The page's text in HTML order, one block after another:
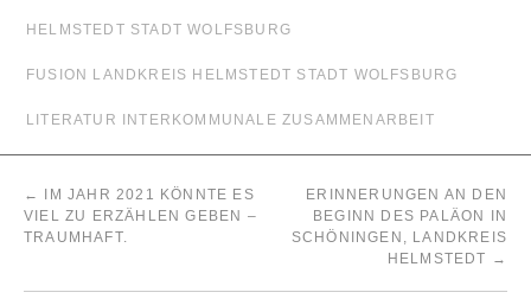
HELMSTEDT STADT WOLFSBURG
FUSION LANDKREIS HELMSTEDT STADT WOLFSBURG
LITERATUR INTERKOMMUNALE ZUSAMMENARBEIT
←
IM JAHR 2021 KÖNNTE ES
VIEL ZU ERZÄHLEN GEBEN –
TRAUMHAFT.
ERINNERUNGEN AN DEN
BEGINN DES PALÄON IN
SCHÖNINGEN, LANDKREIS
HELMSTEDT →